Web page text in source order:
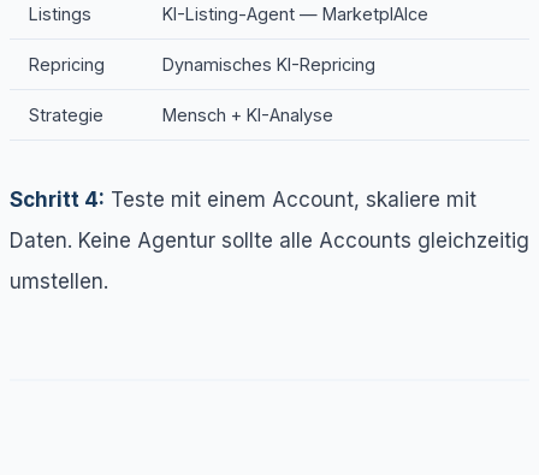
Listings KI-Listing-Agent — MarketplAIce
Repricing Dynamisches KI-Repricing
Strategie Mensch + KI-Analyse
Schritt 4: Teste mit einem Account, skaliere mit
Daten. Keine Agentur sollte alle Accounts gleichzeitig
umstellen.